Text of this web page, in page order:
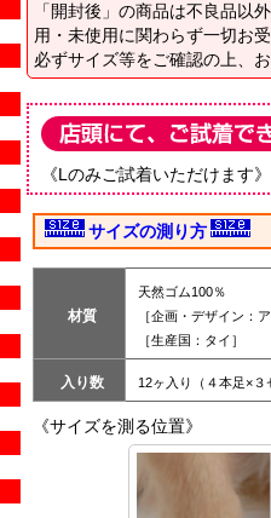
「開封後」の商品は不良品以
用・未使用に関わらず一切お
必ずサイズ等をご確認の上、お
《Lのみご試着いただけます》
サイズの測り方
材質
天然ゴム100％
［企画・デザイン：
［生産国：タイ］
入り数 12ヶ入り（４本足×３
《サイズを測る位置》